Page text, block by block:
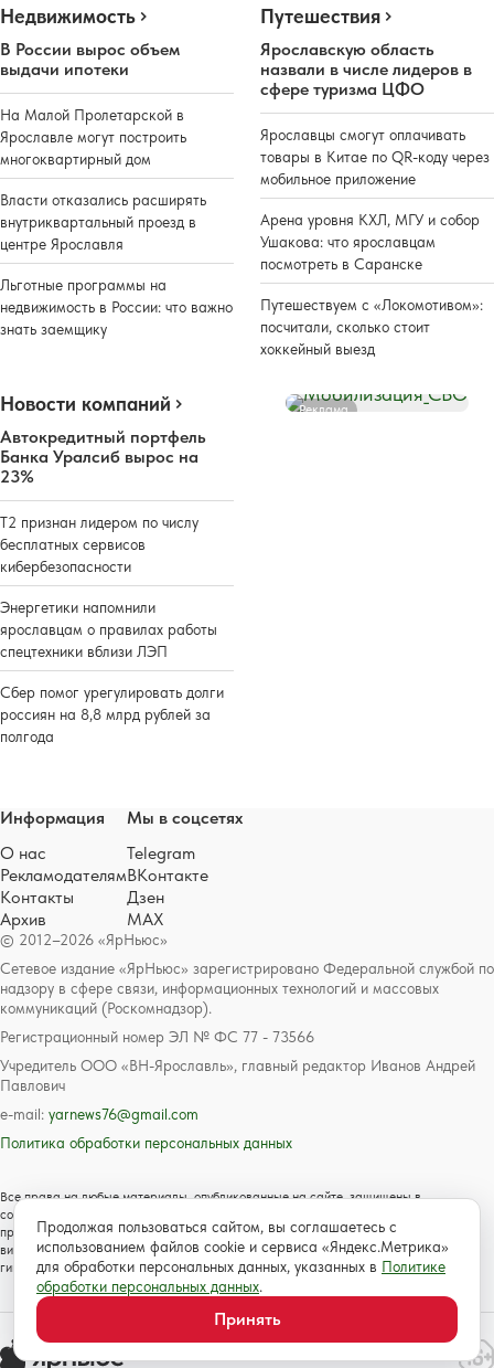
Недвижимость
В России вырос объем
выдачи ипотеки
На Малой Пролетарской в
Ярославле могут построить
многоквартирный дом
Власти отказались расширять
внутриквартальный проезд в
центре Ярославля
Льготные программы на
недвижимость в России: что важно
знать заемщику
Путешествия
Ярославскую область
назвали в числе лидеров в
сфере туризма ЦФО
Ярославцы смогут оплачивать
товары в Китае по QR-коду через
мобильное приложение
Арена уровня КХЛ, МГУ и собор
Ушакова: что ярославцам
посмотреть в Саранске
Путешествуем с «Локомотивом»:
посчитали, сколько стоит
хоккейный выезд
Новости компаний
Автокредитный портфель
Банка Уралсиб вырос на
23%
Т2 признан лидером по числу
бесплатных сервисов
кибербезопасности
Энергетики напомнили
ярославцам о правилах работы
спецтехники вблизи ЛЭП
Сбер помог урегулировать долги
россиян на 8,8 млрд рублей за
полгода
Реклама
© 2012–2026 «ЯрНьюс»
Сетевое издание «ЯрНьюс» зарегистрировано Федеральной службой по
надзору в сфере связи, информационных технологий и массовых
коммуникаций (Роскомнадзор).
Регистрационный номер ЭЛ № ФС 77 - 73566
Учредитель ООО «ВН-Ярославль», главный редактор Иванов Андрей
Павлович
e-mail: yarnews76@gmail.com
Политика обработки персональных данных
Все права на любые материалы, опубликованные на сайте, защищены в
соответствии с российским и международным законодательством об авторском
праве и смежных правах. Любое использование текстовых, фото, аудио и
видеоматериалов возможно только с согласия правообладателя с обязательной
гиперссылкой на сайт https://www.yarnews.net; Для детей старше 16 лет.
Информация
О нас
Рекламодателям
Контакты
Архив
Мы в соцсетях
Telegram
ВКонтакте
Дзен
MAX
Продолжая пользоваться сайтом, вы соглашаетесь с
использованием файлов cookie и сервиса «Яндекс.Метрика»
для обработки персональных данных, указанных в Политике
обработки персональных данных.
Принять